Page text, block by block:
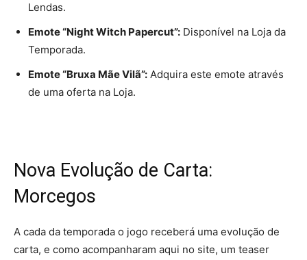
Lendas.
Emote “Night Witch Papercut”: Disponível na Loja da
Temporada.
Emote “Bruxa Mãe Vilã”: Adquira este emote através
de uma oferta na Loja.
Nova Evolução de Carta:
Morcegos
A cada da temporada o jogo receberá uma evolução de
carta, e como acompanharam aqui no site, um teaser